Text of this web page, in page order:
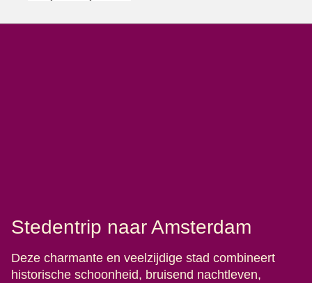
Stedentrip naar Amsterdam
Deze charmante en veelzijdige stad combineert
historische schoonheid, bruisend nachtleven,